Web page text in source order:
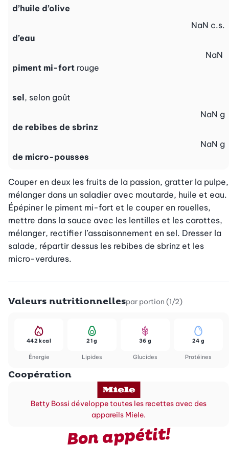
d’huile d’olive
d’eau
NaN c.s.
piment mi-fort rouge
NaN
sel, selon goût
de rebibes de sbrinz
NaN g
de micro-pousses
NaN g
Couper en deux les fruits de la passion, gratter la pulpe,
mélanger dans un saladier avec moutarde, huile et eau.
Épépiner le piment mi-fort et le couper en rouelles,
mettre dans la sauce avec les lentilles et les carottes,
mélanger, rectifier l’assaisonnement en sel. Dresser la
salade, répartir dessus les rebibes de sbrinz et les
micro-verdures.
Valeurs nutritionnellespar portion (1/2)
Énergie
442 kcal
Lipides
21 g
Glucides
36 g
Protéines
24 g
Coopération
Betty Bossi développe toutes les recettes avec des
appareils Miele.
Bon appétit!